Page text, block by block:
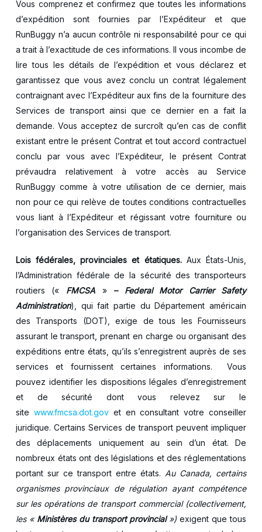
Vous comprenez et confirmez que toutes les informations
d’expédition sont fournies par l’Expéditeur et que
RunBuggy n’a aucun contrôle ni responsabilité pour ce qui
a trait à l’exactitude de ces informations. Il vous incombe de
lire tous les détails de l’expédition et vous déclarez et
garantissez que vous avez conclu un contrat légalement
contraignant avec l’Expéditeur aux fins de la fourniture des
Services de transport ainsi que ce dernier en a fait la
demande. Vous acceptez de surcroît qu’en cas de conflit
existant entre le présent Contrat et tout accord contractuel
conclu par vous avec l’Expéditeur, le présent Contrat
prévaudra relativement à votre accès au Service
RunBuggy comme à votre utilisation de ce dernier, mais
non pour ce qui relève de toutes conditions contractuelles
vous liant à l’Expéditeur et régissant votre fourniture ou
l’organisation des Services de transport.
Lois fédérales, provinciales et étatiques.Aux États-Unis,
l’Administration fédérale de la sécurité des transporteurs
routiers (« FMCSA »– Federal Motor Carrier Safety
Administration), qui fait partie du Département américain
des Transports (DOT), exige de tous les Fournisseurs
assurant le transport, prenant en charge ou organisant des
expéditions entre états, qu’ils s’enregistrent auprès de ses
services et fournissent certaines informations. Vous
pouvez identifier les dispositions légales d’enregistrement
et de sécurité dont vous relevez sur le
site www.fmcsa.dot.govet en consultant votre conseiller
juridique. Certains Services de transport peuvent impliquer
des déplacements uniquement au sein d’un état. De
nombreux états ont des législations et des réglementations
portant sur ce transport entre états. Au Canada, certains
organismes provinciaux de régulation ayant compétence
sur les opérations de transport commercial (collectivement,
les «Ministères du transport provincial») exigent que tous